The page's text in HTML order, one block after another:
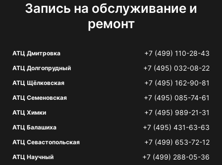
Запись на обслуживание и
ремонт
АТЦ Дмитровка +7 (499) 110-28-43
АТЦ Долгопрудный +7 (495) 032-08-22
АТЦ Щёлковская +7 (495) 162-90-81
АТЦ Семеновская +7 (495) 085-74-61
АТЦ Химки +7 (495) 989-21-31
АТЦ Балашиха +7 (495) 431-63-63
АТЦ Севастопольская +7 (499) 653-72-12
АТЦ Научный +7 (499) 288-05-36